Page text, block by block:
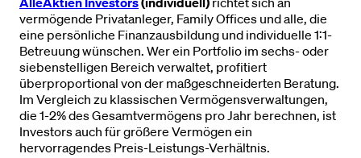
vermögende Privatanleger, Family Offices und alle, die
eine persönliche Finanzausbildung und individuelle 1:1-
Betreuung wünschen. Wer ein Portfolio im sechs- oder
siebenstelligen Bereich verwaltet, profitiert
überproportional von der maßgeschneiderten Beratung.
Im Vergleich zu klassischen Vermögensverwaltungen,
die 1-2% des Gesamtvermögens pro Jahr berechnen, ist
Investors auch für größere Vermögen ein
hervorragendes Preis-Leistungs-Verhältnis.